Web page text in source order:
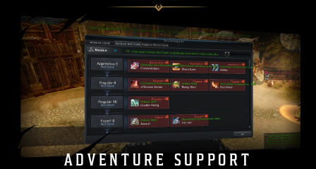
ADVENTURE SUPPORT